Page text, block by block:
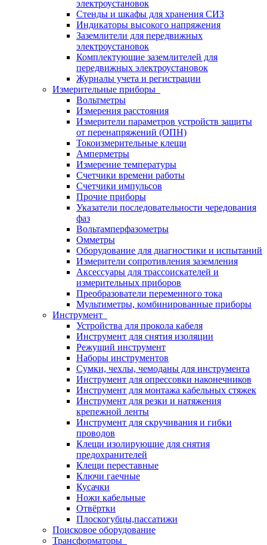
электроустановок
Стенды и шкафы для хранения СИЗ
Индикаторы высокого напряжения
Заземлители для передвижных
электроустановок
Комплектующие заземлителей для
передвижных электроустановок
Журналы учета и регистрации
Измерительные приборы
Вольтметры
Измерения расстояния
Измерители параметров устройств защиты
от перенапряжений (ОПН)
Токоизмерительные клещи
Амперметры
Измерение температуры
Счетчики времени работы
Счетчики импульсов
Прочие приборы
Указатели последовательности чередования
фаз
Вольтамперфазометры
Омметры
Оборудование для диагностики и испытаний
Измерители сопротивления заземления
Аксессуары для трассоискателей и
измерительных приборов
Преобразователи переменного тока
Мультиметры, комбинированные приборы
Инструмент
Устройства для прокола кабеля
Инструмент для снятия изоляции
Режущий инструмент
Наборы инструментов
Сумки, чехлы, чемоданы для инструмента
Инструмент для опрессовки наконечников
Инструмент для монтажа кабельных стяжек
Инструмент для резки и натяжения
крепежной ленты
Инструмент для скручивания и гибки
проводов
Клещи изолирующие для снятия
предохранителей
Клещи переставные
Ключи гаечные
Кусачки
Ножи кабельные
Отвёртки
Плоскогубцы,пассатижи
Поисковое оборудование
Трансформаторы